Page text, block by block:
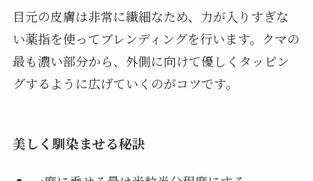
目元の皮膚は非常に繊細なため、力が入りすぎな
い薬指を使ってブレンディングを行います。クマの
最も濃い部分から、外側に向けて優しくタッピン
グするように広げていくのがコツです。
美しく馴染ませる秘訣